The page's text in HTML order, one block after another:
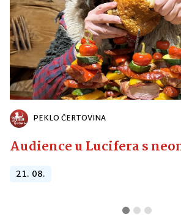
PEKLO ČERTOVINA
Audience u Lucifera s
21. 08.